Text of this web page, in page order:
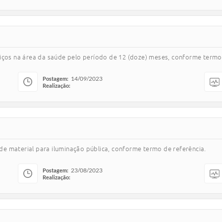
na área da saúde pelo período de 12 (doze) meses, conforme
Postagem: 14/09/2023
Realização:
material para iluminação pública, conforme termo de referência.
Postagem: 23/08/2023
Realização: